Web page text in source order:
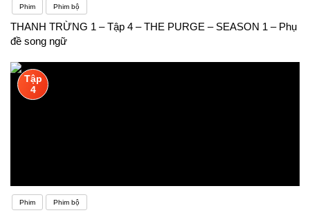
Phim Phim bộ
THANH TRỪNG 1 – Tập 4 – THE PURGE – SEASON 1 – Phụ
đề song ngữ
Tập
4
Phim Phim bộ